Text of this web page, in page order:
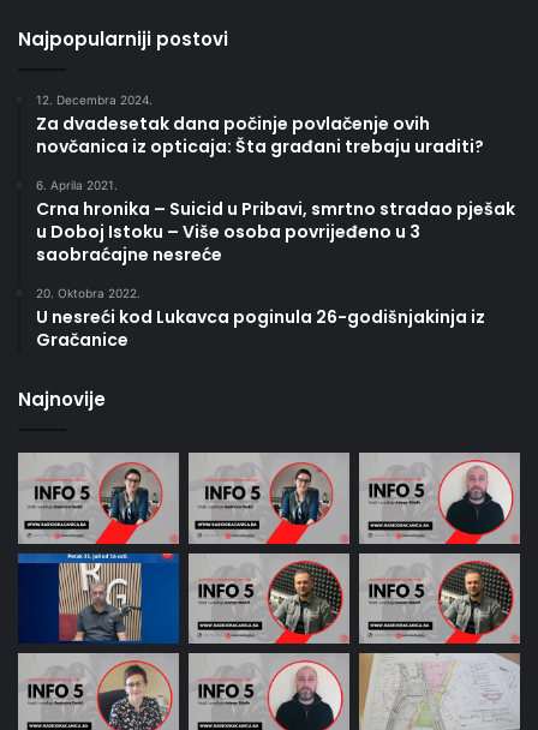
Najpopularniji postovi
12. Decembra 2024.
Za dvadesetak dana počinje povlačenje ovih
novčanica iz opticaja: Šta građani trebaju uraditi?
6. Aprila 2021.
Crna hronika – Suicid u Pribavi, smrtno stradao pješak
u Doboj Istoku – Više osoba povrijeđeno u 3
saobraćajne nesreće
20. Oktobra 2022.
U nesreći kod Lukavca poginula 26-godišnjakinja iz
Gračanice
Najnovije